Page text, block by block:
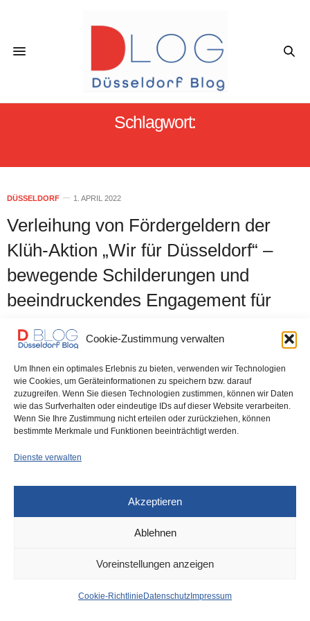
Cookie-Zustimmung verwalten
Um Ihnen ein optimales Erlebnis zu bieten, verwenden wir Technologien
wie Cookies, um Geräteinformationen zu speichern bzw. darauf
zuzugreifen. Wenn Sie diesen Technologien zustimmen, können wir Daten
wie das Surfverhalten oder eindeutige IDs auf dieser Website verarbeiten.
Wenn Sie Ihre Zustimmung nicht erteilen oder zurückziehen, können
bestimmte Merkmale und Funktionen beeinträchtigt werden.
Dienste verwalten
Akzeptieren
Ablehnen
Voreinstellungen anzeigen
Cookie-Richtlinie Datenschutz Impressum
Schlagwort:
DÜSSELDORF 1. APRIL 2022
Verleihung von Fördergeldern der
Klüh-Aktion „Wir für Düsseldorf“ –
bewegende Schilderungen und
beeindruckendes Engagement für
Flüchtlinge
Aufnahme und Integration von Flüchtlingen kümmern,…
0 SHARES